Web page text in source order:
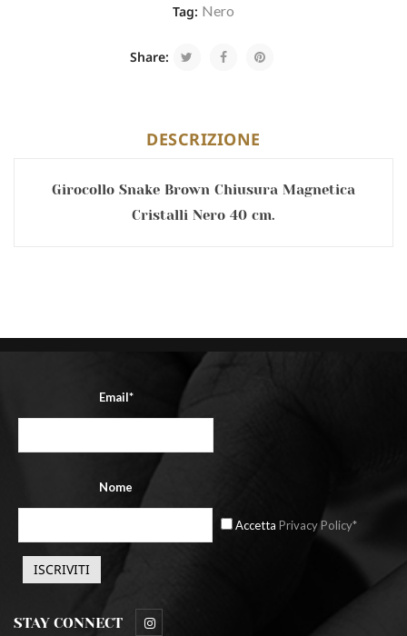
Tag: Nero
Share:
DESCRIZIONE
Girocollo Snake Brown Chiusura Magnetica
Cristalli Nero 40 cm.
Email*
Nome
Accetta Privacy Policy*
STAY CONNECT